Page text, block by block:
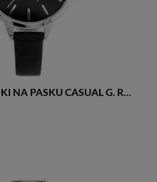
ZEGAREK DAMSKI NA PASKU CASUAL G. ROSSI - 10296A5-1A1 (zg863a) + BOX